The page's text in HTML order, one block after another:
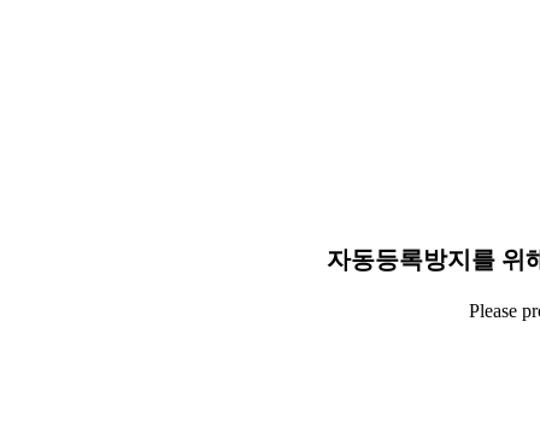
자동등록방지를 위
Please